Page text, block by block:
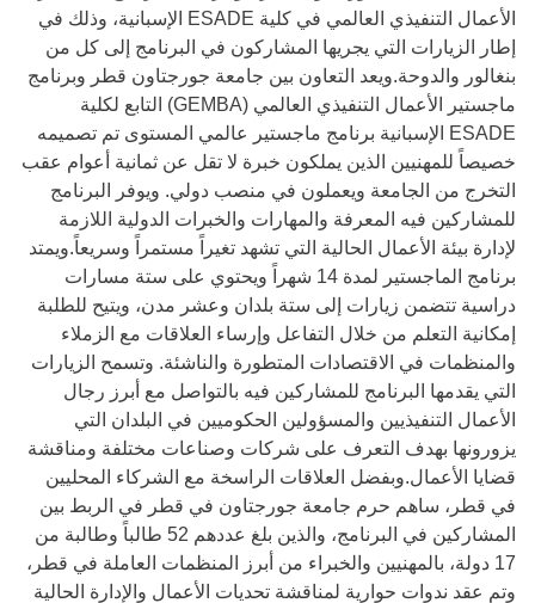
الأعمال التنفيذي العالمي في كلية ESADE الإسبانية، وذلك في
إطار الزيارات التي يجريها المشاركون في البرنامج إلى كل من
بنغالور والدوحة.ويعد التعاون بين جامعة جورجتاون قطر وبرنامج
ماجستير الأعمال التنفيذي العالمي (GEMBA) التابع لكلية
ESADE الإسبانية برنامج ماجستير عالمي المستوى تم تصميمه
خصيصاً للمهنيين الذين يملكون خبرة لا تقل عن ثمانية أعوام عقب
التخرج من الجامعة ويعملون في منصب دولي. ويوفر البرنامج
للمشاركين فيه المعرفة والمهارات والخبرات الدولية اللازمة
لإدارة بيئة الأعمال الحالية التي تشهد تغيراً مستمراً وسريعاً.ويمتد
برنامج الماجستير لمدة 14 شهراً ويحتوي على ستة مسارات
دراسية تتضمن زيارات إلى ستة بلدان وعشر مدن، ويتيح للطلبة
إمكانية التعلم من خلال التفاعل وإرساء العلاقات مع الزملاء
والمنظمات في الاقتصادات المتطورة والناشئة. وتسمح الزيارات
التي يقدمها البرنامج للمشاركين فيه بالتواصل مع أبرز رجال
الأعمال التنفيذيين والمسؤولين الحكوميين في البلدان التي
يزورونها بهدف التعرف على شركات وصناعات مختلفة ومناقشة
قضايا الأعمال.وبفضل العلاقات الراسخة مع الشركاء المحليين
في قطر، ساهم حرم جامعة جورجتاون في قطر في الربط بين
المشاركين في البرنامج، والذين بلغ عددهم 52 طالباً وطالبة من
17 دولة، بالمهنيين والخبراء من أبرز المنظمات العاملة في قطر،
وتم عقد ندوات حوارية لمناقشة تحديات الأعمال والإدارة الحالية